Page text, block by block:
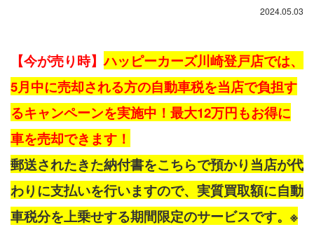
2024.05.03
【今が売り時】ハッピーカーズ川崎登戸店では、
5月中に売却される方の自動車税を当店で負担す
るキャンペーンを実施中！最大12万円もお得に
車を売却できます！
郵送されたきた納付書をこちらで預かり当店が代
わりに支払いを行いますので、実質買取額に自動
車税分を上乗せする期間限定のサービスです。※